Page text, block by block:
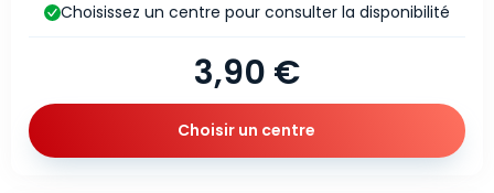
3,90 €
Choisissez un centre pour consulter la disponibilité
Choisir un centre